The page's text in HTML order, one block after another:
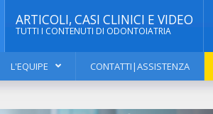
ARTICOLI, CASI CLINICI E VIDEO
TUTTI I CONTENUTI DI ODONTOIATRIA
L'EQUIPE CONTATTI|ASSISTENZA